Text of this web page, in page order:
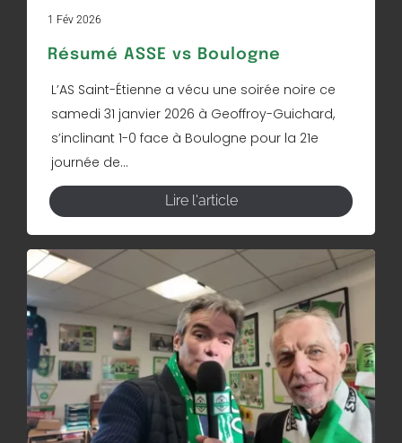
1 Fév 2026
Résumé ASSE vs Boulogne
L’AS Saint-Étienne a vécu une soirée noire ce
samedi 31 janvier 2026 à Geoffroy-Guichard,
s’inclinant 1-0 face à Boulogne pour la 21e
journée de...
Lire l'article